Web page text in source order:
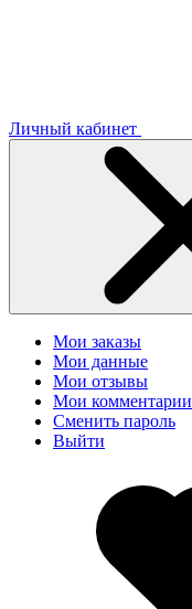
Личный кабинет
Мои заказы
Мои данные
Мои отзывы
Мои комментарии
Сменить пароль
Выйти